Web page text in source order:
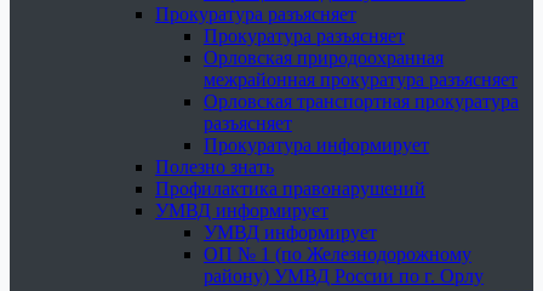
Прокуратура разъясняет
Прокуратура разъясняет
Орловская природоохранная
межрайонная прокуратура разъясняет
Орловская транспортная прокуратура
разъясняет
Прокуратура информирует
Полезно знать
Профилактика правонарушений
УМВД информирует
УМВД информирует
ОП № 1 (по Железнодорожному
району) УМВД России по г. Орлу